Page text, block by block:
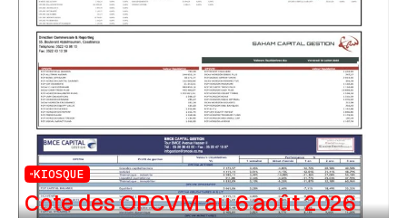
KIOSQUE
Cote des OPCVM au 6 août 2026